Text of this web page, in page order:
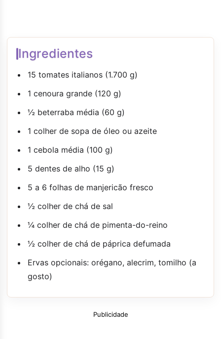
Ingredientes
15 tomates italianos (1.700 g)
1 cenoura grande (120 g)
½ beterraba média (60 g)
1 colher de sopa de óleo ou azeite
1 cebola média (100 g)
5 dentes de alho (15 g)
5 a 6 folhas de manjericão fresco
½ colher de chá de sal
¼ colher de chá de pimenta-do-reino
½ colher de chá de páprica defumada
Ervas opcionais: orégano, alecrim, tomilho (a
gosto)
Publicidade